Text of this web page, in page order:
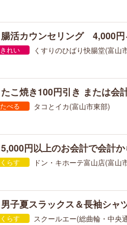
腸活カウンセリング 4,000
きれい くすりのひばり快腸堂(富山
たこ焼き100円引き または会
たべる タコとイカ(富山市東部)
5,000円以上のお会計で会計
くらす ドン・キホーテ富山店(富山
男子夏スラックス＆長袖シャ
くらす スクールエー(総曲輪・中央